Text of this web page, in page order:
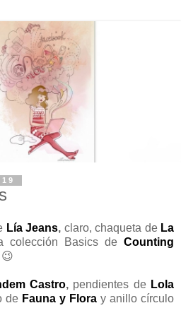
Lía Jeans, claro, chaqueta de La
colección Basics de Counting
Castro, pendientes de Lola
de Fauna y Flora y anillo círculo